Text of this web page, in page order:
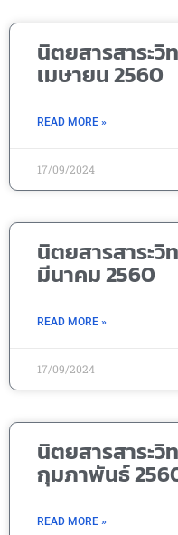
นิตยสารสาระ
เมษายน 2560
READ MORE »
17/09/2024
นิตยสารสาระ
มีนาคม 2560
READ MORE »
17/09/2024
นิตยสารสาระวิ
กุมภาพันธ์
READ MORE »